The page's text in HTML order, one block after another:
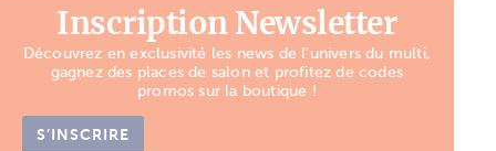
Inscription Newsletter
Découvrez en exclusivité les news de l'univers du multi,
gagnez des places de salon et profitez de codes
promos sur la boutique !
S’INSCRIRE